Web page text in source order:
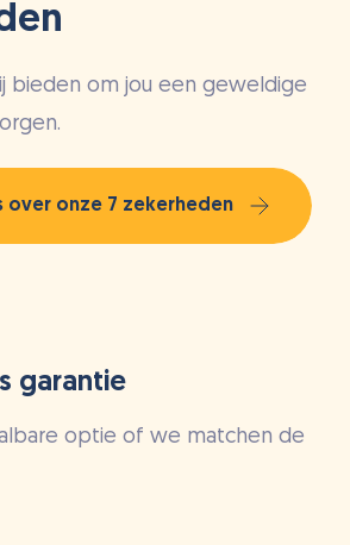
bieden om jou een geweldige
over onze 7 zekerheden
garantie
optie of we matchen de